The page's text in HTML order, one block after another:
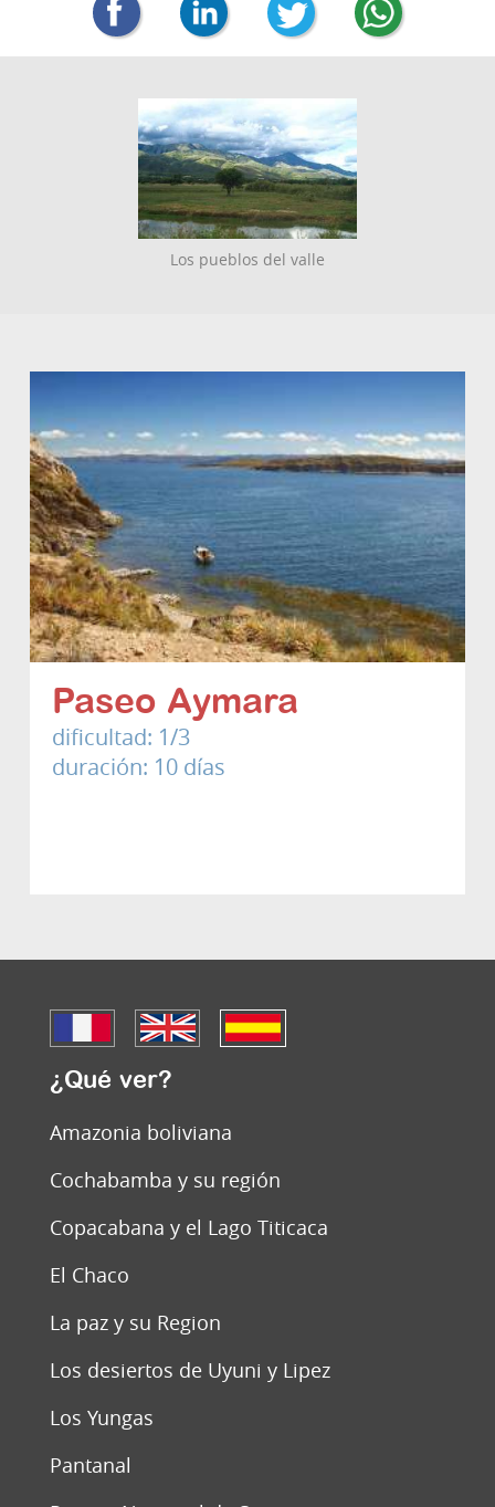
Los pueblos del valle
Paseo Aymara
dificultad: 1/3
duración: 10 días
¿Qué ver?
Amazonia boliviana
Cochabamba y su región
Copacabana y el Lago Titicaca
El Chaco
La paz y su Region
Los desiertos de Uyuni y Lipez
Los Yungas
Pantanal